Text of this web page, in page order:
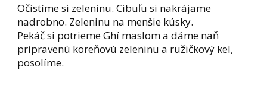
Očistíme si zeleninu. Cibuľu si nakrájame
nadrobno. Zeleninu na menšie kúsky.
Pekáč si potrieme Ghí maslom a dáme naň
pripravenú koreňovú zeleninu a ružičkový kel,
posolíme.